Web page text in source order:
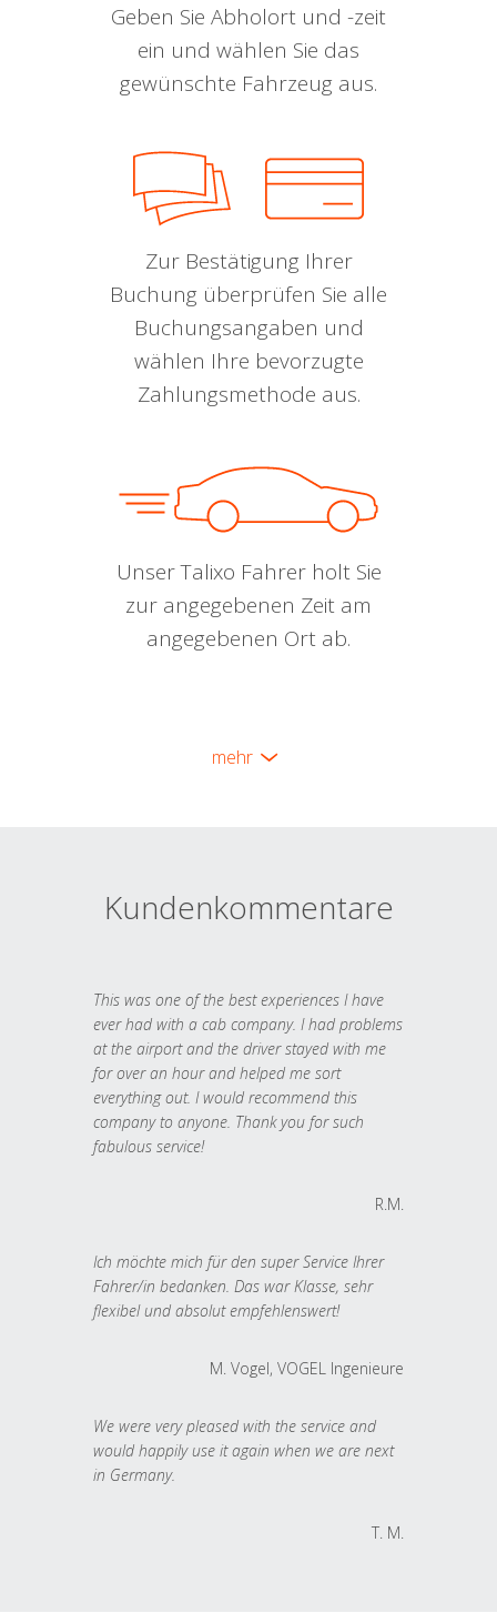
Geben Sie Abholort und -zeit
ein und wählen Sie das
gewünschte Fahrzeug aus.
Zur Bestätigung Ihrer
Buchung überprüfen Sie alle
Buchungsangaben und
wählen Ihre bevorzugte
Zahlungsmethode aus.
Unser Talixo Fahrer holt Sie
zur angegebenen Zeit am
angegebenen Ort ab.
mehr
Kundenkommentare
This was one of the best experiences I have
ever had with a cab company. I had problems
at the airport and the driver stayed with me
for over an hour and helped me sort
everything out. I would recommend this
company to anyone. Thank you for such
fabulous service!
R.M.
Ich möchte mich für den super Service Ihrer
Fahrer/in bedanken. Das war Klasse, sehr
flexibel und absolut empfehlenswert!
M. Vogel, VOGEL Ingenieure
We were very pleased with the service and
would happily use it again when we are next
in Germany.
T. M.